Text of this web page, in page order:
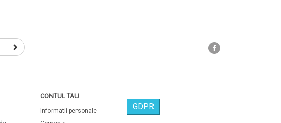
Facebook
CONTUL TAU
Informatii personale
GDPR